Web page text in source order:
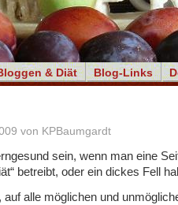
& Diät Blog-Links
von KPBaumgardt
sein, wenn man eine
betreibt, oder ein dickes Fell
alle möglichen und